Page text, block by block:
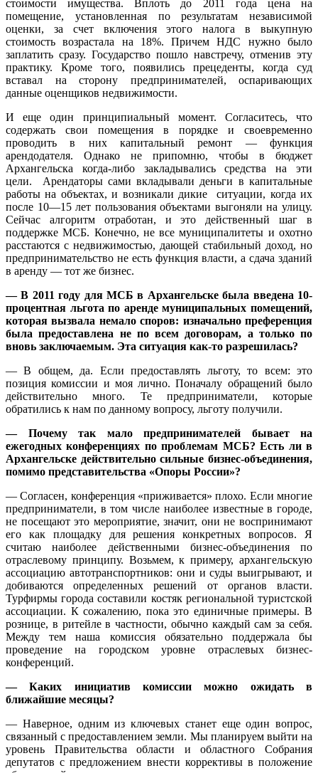
стоимости имущества. Вплоть до 2011 года цена на
помещение, установленная по результатам независимой
оценки, за счет включения этого налога в выкупную
стоимость возрастала на 18%. Причем НДС нужно было
заплатить сразу. Государство пошло навстречу, отменив эту
практику. Кроме того, появились прецеденты, когда суд
вставал на сторону предпринимателей, оспаривающих
данные оценщиков недвижимости.
И еще один принципиальный момент. Согласитесь, что
содержать свои помещения в порядке и своевременно
проводить в них капитальный ремонт — функция
арендодателя. Однако не припомню, чтобы в бюджет
Архангельска когда-либо закладывались средства на эти
цели. Арендаторы сами вкладывали деньги в капитальные
работы на объектах, и возникали дикие ситуации, когда их
после 10—15 лет пользования объектами выгоняли на улицу.
Сейчас алгоритм отработан, и это действенный шаг в
поддержке МСБ. Конечно, не все муниципалитеты и охотно
расстаются с недвижимостью, дающей стабильный доход, но
предпринимательство не есть функция власти, а сдача зданий
в аренду — тот же бизнес.
— В 2011 году для МСБ в Архангельске была введена 10-
процентная льгота по аренде муниципальных помещений,
которая вызвала немало споров: изначально преференция
была предоставлена не по всем договорам, а только по
вновь заключаемым. Эта ситуация как-то разрешилась?
— В общем, да. Если предоставлять льготу, то всем: это
позиция комиссии и моя лично. Поначалу обращений было
действительно много. Те предприниматели, которые
обратились к нам по данному вопросу, льготу получили.
— Почему так мало предпринимателей бывает на
ежегодных конференциях по проблемам МСБ? Есть ли в
Архангельске действительно сильные бизнес-объединения,
помимо представительства «Опоры России»?
— Согласен, конференция «приживается» плохо. Если многие
предприниматели, в том числе наиболее известные в городе,
не посещают это мероприятие, значит, они не воспринимают
его как площадку для решения конкретных вопросов. Я
считаю наиболее действенными бизнес-объединения по
отраслевому принципу. Возьмем, к примеру, архангельскую
ассоциацию автотранспортников: они и суды выигрывают, и
добиваются определенных решений от органов власти.
Турфирмы города составили костяк региональной туристской
ассоциации. К сожалению, пока это единичные примеры. В
рознице, в ритейле в частности, обычно каждый сам за себя.
Между тем наша комиссия обязательно поддержала бы
проведение на городском уровне отраслевых бизнес-
конференций.
— Каких инициатив комиссии можно ожидать в
ближайшие месяцы?
— Наверное, одним из ключевых станет еще один вопрос,
связанный с предоставлением земли. Мы планируем выйти на
уровень Правительства области и областного Собрания
депутатов с предложением внести коррективы в положение